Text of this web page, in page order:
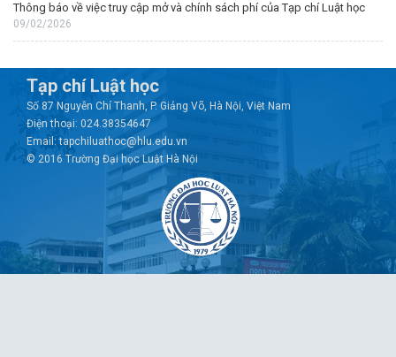
Thông báo về việc truy cập mở và chính sách phí của Tạp chí Luật học
09/02/2026
Tạp chí Luật học
Số 87 Nguyễn Chí Thanh, P. Giảng Võ, Hà Nội, Việt Nam
Điện thoại: 024.38354647
Email: tapchiluathoc@hlu.edu.vn
© 2016 Trường Đại học Luật Hà Nội